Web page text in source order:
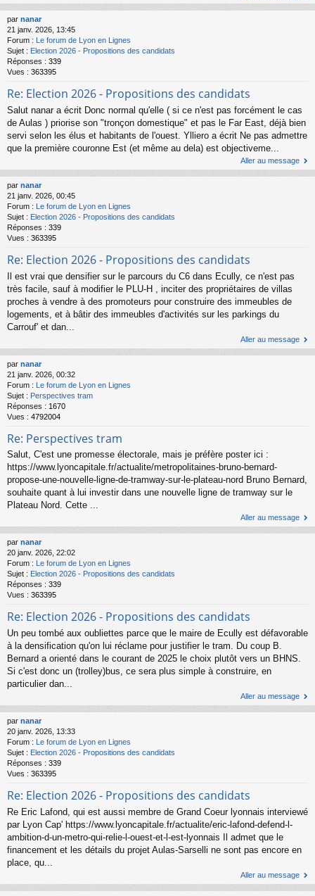
par nanar
21 janv. 2026, 13:45
Forum : Le forum de Lyon en Lignes
Sujet : Election 2026 - Propositions des candidats
Réponses : 339
Vues : 363395
Re: Election 2026 - Propositions des candidats
Salut nanar a écrit Donc normal qu'elle ( si ce n'est pas forcément le cas
de Aulas ) priorise son "tronçon domestique" et pas le Far East, déjà bien
servi selon les élus et habitants de l'ouest. Ylliero a écrit Ne pas admettre
que la première couronne Est (et même au dela) est objectiveme...
Aller au message
par nanar
21 janv. 2026, 00:45
Forum : Le forum de Lyon en Lignes
Sujet : Election 2026 - Propositions des candidats
Réponses : 339
Vues : 363395
Re: Election 2026 - Propositions des candidats
Il est vrai que densifier sur le parcours du C6 dans Ecully, ce n'est pas
très facile, sauf à modifier le PLU-H , inciter des propriétaires de villas
proches à vendre à des promoteurs pour construire des immeubles de
logements, et à bâtir des immeubles d'activités sur les parkings du
Carrouf' et dan...
Aller au message
par nanar
21 janv. 2026, 00:32
Forum : Le forum de Lyon en Lignes
Sujet : Perspectives tram
Réponses : 1670
Vues : 4792004
Re: Perspectives tram
Salut, C'est une promesse électorale, mais je préfère poster ici :
https://www.lyoncapitale.fr/actualite/metropolitaines-bruno-bernard-
propose-une-nouvelle-ligne-de-tramway-sur-le-plateau-nord Bruno Bernard,
souhaite quant à lui investir dans une nouvelle ligne de tramway sur le
Plateau Nord. Cette ...
Aller au message
par nanar
20 janv. 2026, 22:02
Forum : Le forum de Lyon en Lignes
Sujet : Election 2026 - Propositions des candidats
Réponses : 339
Vues : 363395
Re: Election 2026 - Propositions des candidats
Un peu tombé aux oubliettes parce que le maire de Ecully est défavorable
à la densification qu'on lui réclame pour justifier le tram. Du coup B.
Bernard a orienté dans le courant de 2025 le choix plutôt vers un BHNS.
Si c'est donc un (trolley)bus, ce sera plus simple à construire, en
particulier dan...
Aller au message
par nanar
20 janv. 2026, 13:33
Forum :
Le forum de Lyon en Lignes
Sujet : Election 2026 - Propositions des candidats
Réponses : 339
Vues : 363395
Re: Election 2026 - Propositions des candidats
Re Eric Lafond, qui est aussi membre de Grand Coeur lyonnais interviewé
par Lyon Cap' https://www.lyoncapitale.fr/actualite/eric-lafond-defend-l-
ambition-d-un-metro-qui-relie-l-ouest-et-l-est-lyonnais Il admet que le
financement et les détails du projet Aulas-Sarselli ne sont pas encore en
place, qu...
Aller au message